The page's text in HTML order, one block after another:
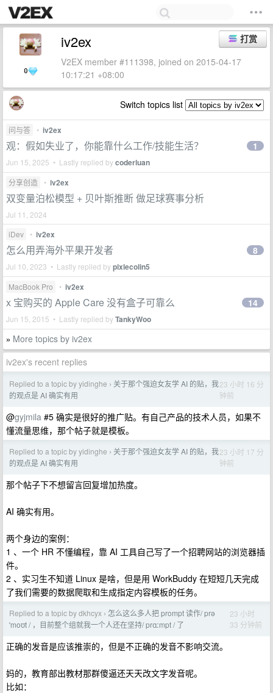
0
打赏
iv2ex
V2EX member #111398, joined on 2015-04-17
10:17:21 +08:00
Switch topics list
问与答 • iv2ex
观：假如失业了，你能靠什么工作/技能生活？
Jun 15, 2025 • Lastly replied bycoderluan
1
分享创造 • iv2ex
双变量泊松模型 + 贝叶斯推断 做足球赛事分析
Jul 11, 2024
iDev
• iv2ex
怎么用弄海外平果开发者
Jul 10, 2023 • Lastly replied bypixlecolin5
8
MacBook Pro • iv2ex
x 宝购买的 Apple Care 没有盒子可靠么
Jun 15, 2015 • Lastly replied byTankyWoo
14
» More topics by iv2ex
iv2ex's recent replies
Replied to a topic by yidinghe › 关于那个强迫女友学 AI 的贴，我
的观点是 AI 确实有用
23 小时 16 分
钟前
@gyjmila #5 确实是很好的推广贴。有自己产品的技术人员，如果不
懂流量思维，那个帖子就是模板。
Replied to a topic by yidinghe › 关于那个强迫女友学 AI 的贴，我
的观点是 AI 确实有用
23 小时 17 分
钟前
那个帖子下不想留言回复增加热度。
AI 确实有用。
两个身边的案例：
1 、一个 HR 不懂编程，靠 AI 工具自己写了一个招聘网站的浏览器插
件。
2 、实习生不知道 Linux 是啥，但是用 WorkBuddy 在短短几天完成
了我们需要的数据爬取和生成指定内容模板的任务。
Replied to a topic by dkhcyx › 怎么这么多人把 prompt 读作/ prə
ˈmoʊt / ，目前整个组就我一个人还在坚持/ prɑːmpt / 了
23 小时
33 分钟前
正确的发音是应该推崇的，但是不正确的发音不影响交流。
妈的，教育部出教材那群傻逼还天天改文字发音呢。
比如：